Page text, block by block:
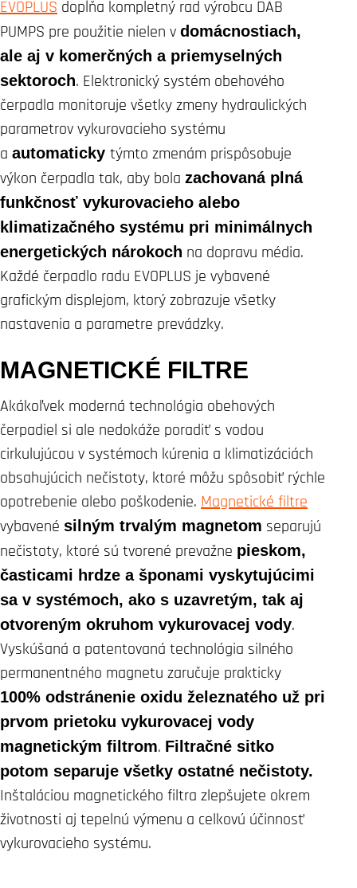
EVOPLUS dopĺňa kompletný rad výrobcu DAB
PUMPS pre použitie nielen v domácnostiach,
ale aj v komerčných a priemyselných
sektoroch. Elektronický systém obehového
čerpadla monitoruje všetky zmeny hydraulických
parametrov vykurovacieho systému
a automaticky týmto zmenám prispôsobuje
výkon čerpadla tak, aby bola zachovaná plná
funkčnosť vykurovacieho alebo
klimatizačného systému pri minimálnych
energetických nárokoch na dopravu média.
Každé čerpadlo radu EVOPLUS je vybavené
grafickým displejom, ktorý zobrazuje všetky
nastavenia a parametre prevádzky.
MAGNETICKÉ FILTRE
Akákoľvek moderná technológia obehových
čerpadiel si ale nedokáže poradiť s vodou
cirkulujúcou v systémoch kúrenia a klimatizáciách
obsahujúcich nečistoty, ktoré môžu spôsobiť rýchle
opotrebenie alebo poškodenie. Magnetické filtre
vybavené silným trvalým magnetom separujú
nečistoty, ktoré sú tvorené prevažne pieskom,
časticami hrdze a šponami vyskytujúcimi
sa v systémoch, ako s uzavretým, tak aj
otvoreným okruhom vykurovacej vody.
Vyskúšaná a patentovaná technológia silného
permanentného magnetu zaručuje prakticky
100% odstránenie oxidu železnatého už pri
prvom prietoku vykurovacej vody
magnetickým filtrom. Filtračné sitko
potom separuje všetky ostatné nečistoty.
Inštaláciou magnetického filtra zlepšujete okrem
životnosti aj tepelnú výmenu a celkovú účinnosť
vykurovacieho systému.